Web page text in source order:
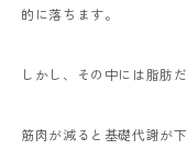
的に落ちます。
しかし、その中には脂肪
筋肉が減ると基礎代謝が